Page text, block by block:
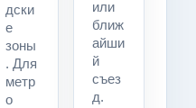
дски
е
зоны
. Для
метр
о
или
ближ
айши
й
съез
д.